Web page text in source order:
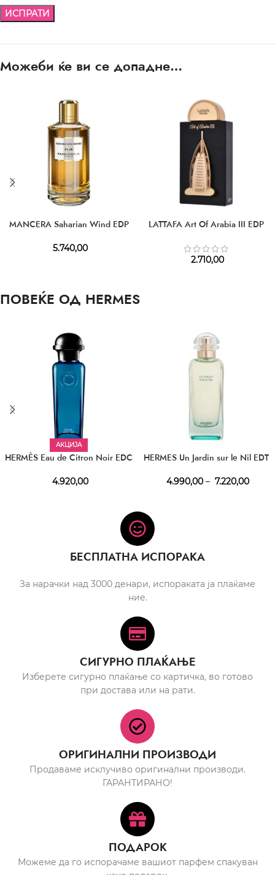
Можеби ќе ви се допадне…
MANCERA Saharian Wind EDP
5.740,00
LATTAFA Art Of Arabia III EDP
2.710,00
ПОВЕЌЕ ОД HERMES
АКЦИЈА
HERMÈS Eau de Citron Noir EDC
4.920,00
HERMES Un Jardin sur le Nil EDT
4.990,00 – 7.220,00
БЕСПЛАТНА ИСПОРАКА
За нарачки над 3000 денари, испораката ја плаќаме
ние.
СИГУРНО ПЛАЌАЊЕ
Изберете сигурно плаќање со картичка, во готово
при достава или на рати.
ОРИГИНАЛНИ ПРОИЗВОДИ
Продаваме исклучиво оригинални производи.
ГАРАНТИРАНО!
ПОДАРОК
Можеме да го испорачаме вашиот парфем спакуван